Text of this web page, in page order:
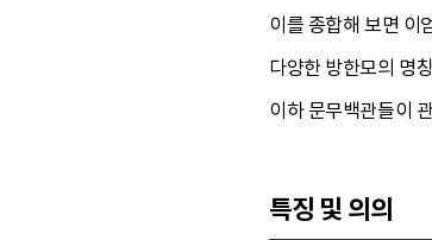
이를 종합해 보면 이
다양한 방한모의 명
이하 문무백관들이
특징 및 의의